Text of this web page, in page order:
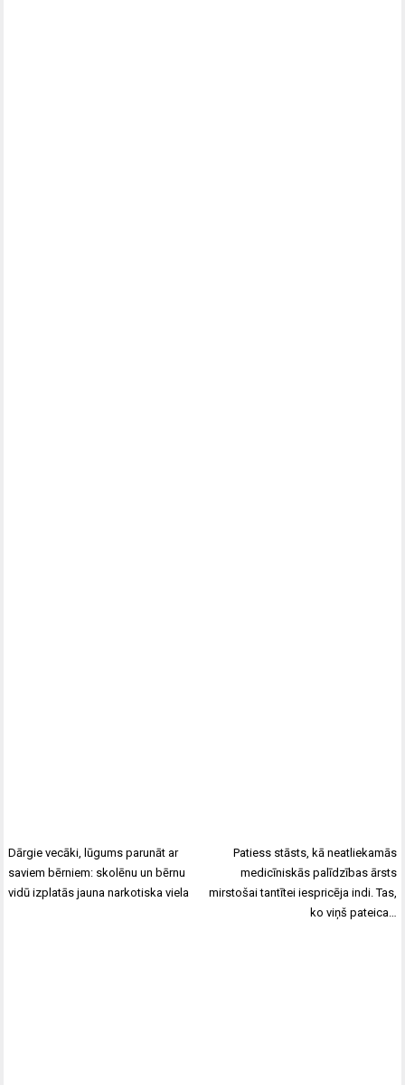
Dārgie vecāki, lūgums parunāt ar
saviem bērniem: skolēnu un bērnu
vidū izplatās jauna narkotiska viela
Patiess stāsts, kā neatliekamās
medicīniskās palīdzības ārsts
mirstošai tantītei iespricēja indi. Tas,
ko viņš pateica…